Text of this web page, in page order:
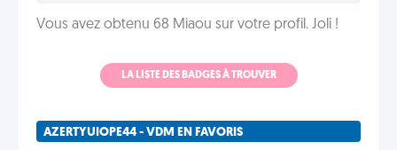
Vous avez obtenu 68 Miaou sur votre profil. Joli !
LA LISTE DES BADGES À TROUVER
AZERTYUIOPE44 - VDM EN FAVORIS